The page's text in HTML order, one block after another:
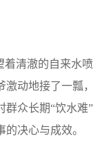
着清澈的自来水喷
动地接了一瓢，
群众长期“饮水难”
决心与成效。